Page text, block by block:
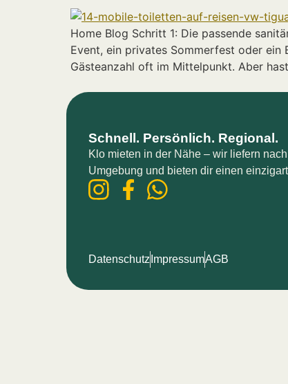
Home Blog Schritt 1: Die passende
Event, ein privates Sommerfest oder ein
Gästeanzahl oft im Mittelpunkt. Aber
Schnell. Persönlich. Regional.
Klo mieten in der Nähe​ – wir liefern
Umgebung und bieten dir einen
Datenschutz ImpressumAGB